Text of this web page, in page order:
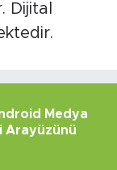
Dijital
Medya
Arayüzünü